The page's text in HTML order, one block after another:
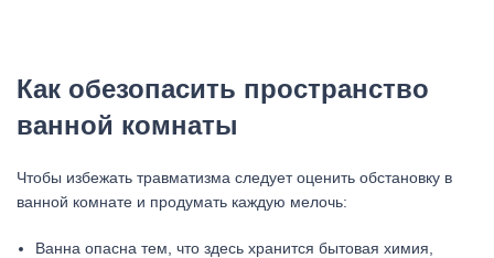
Как обезопасить пространство
ванной комнаты
Чтобы избежать травматизма следует оценить обстановку в
ванной комнате и продумать каждую мелочь:
Ванна опасна тем, что здесь хранится бытовая химия,